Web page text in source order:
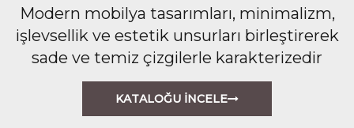
Modern mobilya tasarımları, minimalizm,
işlevsellik ve estetik unsurları birleştirerek
sade ve temiz çizgilerle karakterizedir
KATALOĞU İNCELE